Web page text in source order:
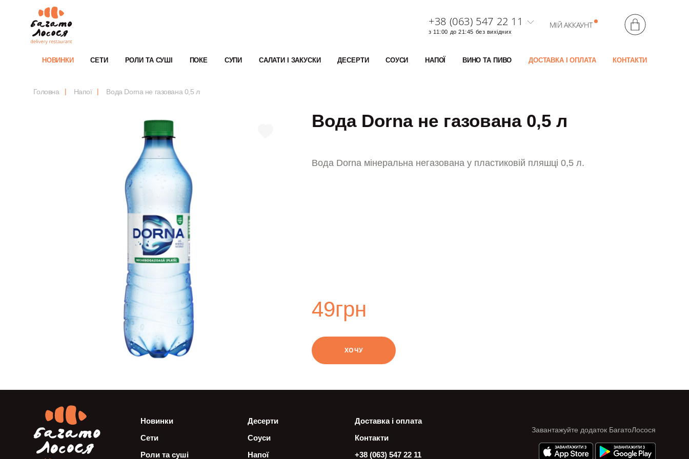
+38 (063) 547 22 11
з 11:00 до 21:45 без вихідних
МІЙ АККАУНТ
НОВИНКИ СЕТИ РОЛИ ТА СУШІ ПОКЕ СУПИ САЛАТИ І ЗАКУСКИ ДЕСЕРТИ СОУСИ НАПОЇ ВИНО ТА ПИВО ДОСТАВКА І ОПЛАТА КОНТАКТИ
Головна Напої Вода Dorna не газована 0,5 л
Вода Dorna не газована 0,5 л
Вода Dorna мінеральна негазована у пластиковій пляшці 0,5 л.
49грн
ХОЧУ
Новинки
Сети
Роли та суші
Десерти
Соуси
Напої
Доставка і оплата
Контакти
+38 (063) 547 22 11
Завантажуйте додаток БагатоЛосося